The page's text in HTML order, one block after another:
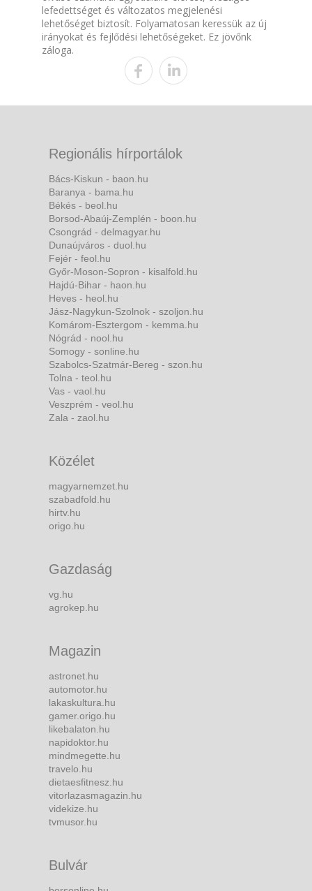
lefedettséget és változatos megjelenési
lehetőséget biztosít. Folyamatosan keressük az új
irányokat és fejlődési lehetőségeket. Ez jövőnk
záloga.
Regionális hírportálok
Bács-Kiskun - baon.hu
Baranya - bama.hu
Békés - beol.hu
Borsod-Abaúj-Zemplén - boon.hu
Csongrád - delmagyar.hu
Dunaújváros - duol.hu
Fejér - feol.hu
Győr-Moson-Sopron - kisalfold.hu
Hajdú-Bihar - haon.hu
Heves - heol.hu
Jász-Nagykun-Szolnok - szoljon.hu
Komárom-Esztergom - kemma.hu
Nógrád - nool.hu
Somogy - sonline.hu
Szabolcs-Szatmár-Bereg - szon.hu
Tolna - teol.hu
Vas - vaol.hu
Veszprém - veol.hu
Zala - zaol.hu
Közélet
magyarnemzet.hu
szabadfold.hu
hirtv.hu
origo.hu
Gazdaság
vg.hu
agrokep.hu
Magazin
astronet.hu
automotor.hu
lakaskultura.hu
gamer.origo.hu
likebalaton.hu
napidoktor.hu
mindmegette.hu
travelo.hu
dietaesfitnesz.hu
vitorlazasmagazin.hu
videkize.hu
tvmusor.hu
Bulvár